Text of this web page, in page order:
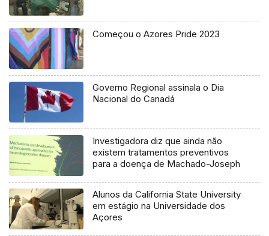
Começou o Azores Pride 2023
Governo Regional assinala o Dia
Nacional do Canadá
Investigadora diz que ainda não
existem tratamentos preventivos
para a doença de Machado-Joseph
Alunos da California State University
em estágio na Universidade dos
Açores